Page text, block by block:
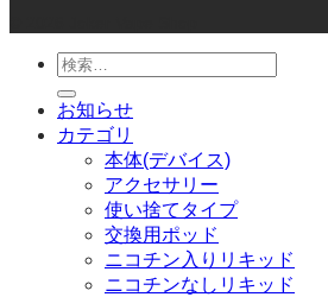
検
索
対
象:
お知らせ
カテゴリ
本体(デバイス)
アクセサリー
使い捨てタイプ
交換用ポッド
ニコチン入りリキッド
ニコチンなしリキッド